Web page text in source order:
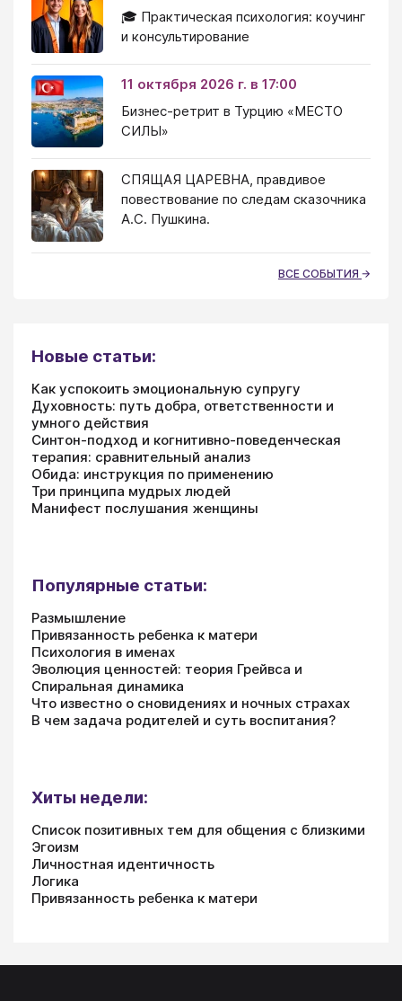
🎓 Практическая психология: коучинг
и консультирование
11 октября 2026 г. в 17:00
Бизнес-ретрит в Турцию «МЕСТО
СИЛЫ»
СПЯЩАЯ ЦАРЕВНА, правдивое
повествование по следам сказочника
А.С. Пушкина.
ВСЕ СОБЫТИЯ
Новые статьи:
Как успокоить эмоциональную супругу
Духовность: путь добра, ответственности и
умного действия
Синтон-подход и когнитивно-поведенческая
терапия: сравнительный анализ
Обида: инструкция по применению
Три принципа мудрых людей
Манифест послушания женщины
Популярные статьи:
Размышление
Привязанность ребенка к матери
Психология в именах
Эволюция ценностей: теория Грейвса и
Спиральная динамика
Что известно о сновидениях и ночных страхах
В чем задача родителей и суть воспитания?
Хиты недели:
Список позитивных тем для общения с близкими
Эгоизм
Личностная идентичность
Логика
Привязанность ребенка к матери